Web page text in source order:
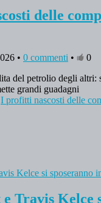
delle
• 0 commenti •
0
del petrolio degli altri:
grandi guadagni
I profitti nascosti delle
Travis Kelce